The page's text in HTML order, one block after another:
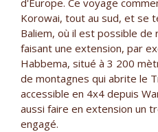
d'Europe. Ce voyage
Korowai, tout au sud, et se
Baliem, où il est possible
faisant une extension, par
Habbema, situé à 3 200
de montagnes qui abrite le
accessible en 4x4 depuis
aussi faire en extension un
engagé.